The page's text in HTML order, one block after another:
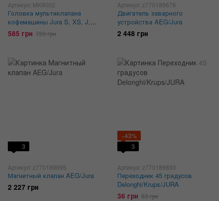
Артикул: MK9002
Головка мультиклапана
кофемашины Jura S, XS, J,
XJ, Z
585 грн 720 грн
Артикул: z770189676
Двигатель заварного
устройства AEG/Jura
2 448 грн
3
Артикул: z770189695
Магнитный клапан AEG/Jura
2 227 грн
−43%
3
Артикул: z770189893
Переходник 45 градусов
Delonghi/Krups/JURA
36 грн 63 грн